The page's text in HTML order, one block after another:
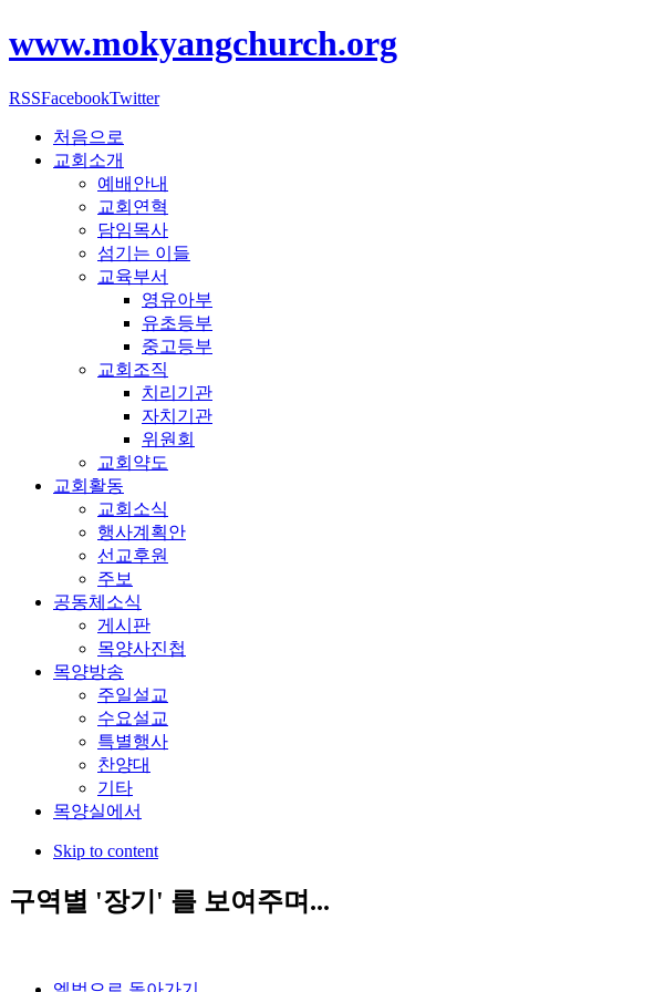
www.mokyangchurch.org
RSSFacebookTwitter
처음으로
교회소개
예배안내
교회연혁
담임목사
섬기는 이들
교육부서
영유아부
유초등부
중고등부
교회조직
치리기관
자치기관
위원회
교회약도
교회활동
교회소식
행사계획안
선교후원
주보
공동체소식
게시판
목양사진첩
목양방송
주일설교
수요설교
특별행사
찬양대
기타
목양실에서
Skip to content
구역별 '장기' 를 보여주며...